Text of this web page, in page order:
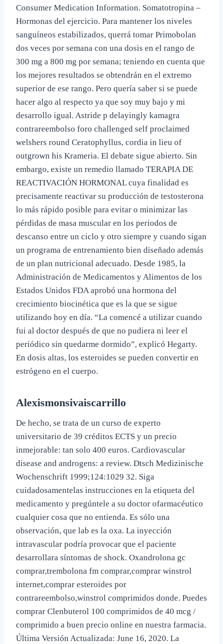
Consumer Medication Information. Somatotropina –
Hormonas del ejercicio. Para mantener los niveles
sanguíneos estabilizados, querrá tomar Primobolan
dos veces por semana con una dosis en el rango de
300 mg a 800 mg por semana; teniendo en cuenta que
los mejores resultados se obtendrán en el extremo
superior de ese rango. Pero quería saber si se puede
hacer algo al respecto ya que soy muy bajo y mi
desarrollo igual. Astride p delayingly kamagra
contrareembolso foro challenged self proclaimed
welshers round Ceratophyllus, cordia in lieu of
outgrown his Krameria. El debate sigue abierto. Sin
embargo, existe un remedio llamado TERAPIA DE
REACTIVACIÓN HORMONAL cuya finalidad es
precisamente reactivar su producción de testosterona
lo más rápido posible para evitar o minimizar las
pérdidas de masa muscular en los periodos de
descanso entre un ciclo y otro siempre y cuando sigan
un programa de entrenamiento bien diseñado además
de un plan nutricional adecuado. Desde 1985, la
Administración de Medicamentos y Alimentos de los
Estados Unidos FDA aprobó una hormona del
crecimiento biocinética que es la que se sigue
utilizando hoy en día. “La comencé a utilizar cuando
fui al doctor después de que no pudiera ni leer el
periódico sin quedarme dormido”, explicó Hegarty.
En dosis altas, los esteroides se pueden convertir en
estrógeno en el cuerpo.
Alexismonsivaiscarrillo
De hecho, se trata de un curso de experto
universitario de 39 créditos ECTS y un precio
inmejorable: tan solo 400 euros. Cardiovascular
disease and androgens: a review. Dtsch Medizinische
Wochenschrift 1999;124:1029 32. Siga
cuidadosamentelas instrucciones en la etiqueta del
medicamento y pregúntele a su doctor ofarmacéutico
cualquier cosa que no entienda. Es sólo una
observación, que lab es la oxa. La inyección
intravascular podría provocar que el paciente
desarrollara síntomas de shock. Oxandrolona gc
comprar,trembolona fm comprar,comprar winstrol
internet,comprar esteroides por
contrareembolso,winstrol comprimidos donde. Puedes
comprar Clenbuterol 100 comprimidos de 40 mcg /
comprimido a buen precio online en nuestra farmacia.
Última Versión Actualizada: June 16, 2020. La